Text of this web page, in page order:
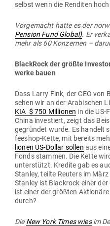
selbst wenn die Ren­diten
Vor­ge­macht hatte es der
Pension Fund Global). Er
mehr als 60 Kon­zernen –
BlackRock der größte
werke bauen
Dass Larry Fink, der CEO
sehen wir an der Ara­bi­schen
KIA $ 750 Mil­lionen in die US-
China inves­tiert, zeigt das
gegründet wurde. Es handelt
feeshop-Kette, mit bereits
lionen US-Dollar sollen aus
Fonds stammen. Die Kette
unter­stützt. Kredite gab es
Stanley, teilte Reuters im
Stanley ist Blackrock einer
ist einer der größten
durch?
Die New York Times wiesim